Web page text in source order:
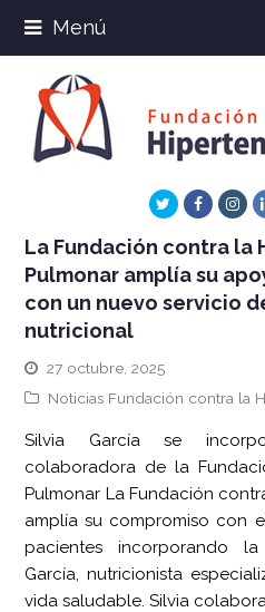
Menú
Twitter
La Fundación contra la
Pulmonar amplía su
con un nuevo servicio
nutricional
27 octubre, 2025
Noticias Fundación contra la
Silvia García se
colaboradora de la
Pulmonar La Fundación
amplía su compromiso con
pacientes incorporando
García, nutricionista
vida saludable. Silvia